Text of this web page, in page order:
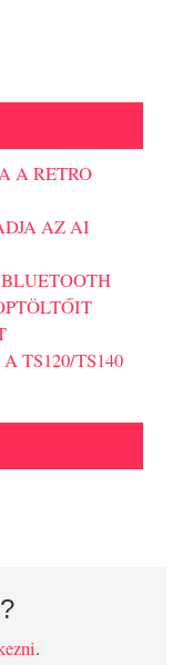
A RETRO
AZ AI
TS120/TS140
.